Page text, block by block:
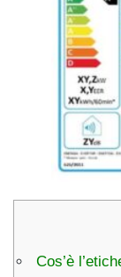
Cos’è